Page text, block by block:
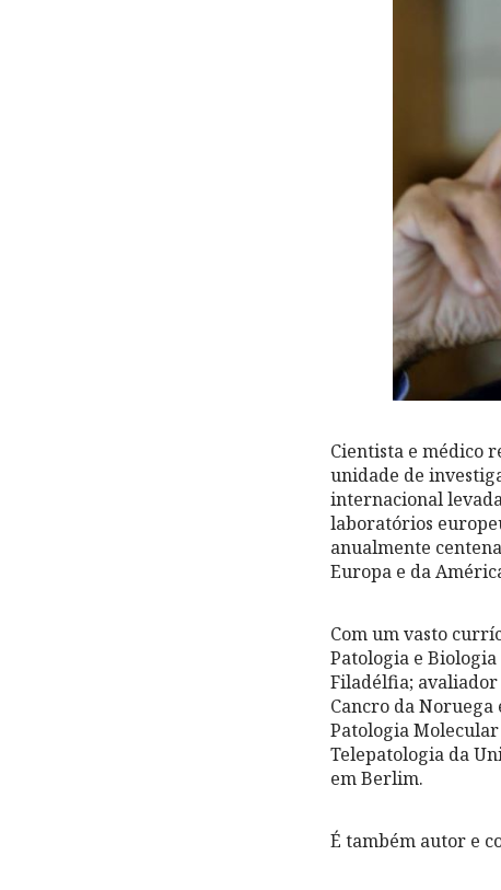
Cientista e médico
unidade de
internacional
laboratórios
anualmente
Europa e da
Com um vasto
Patologia e
Filadélfia; avaliador
Cancro da Noruega
Patologia
Telepatologia da
em Berlim.
É também autor e